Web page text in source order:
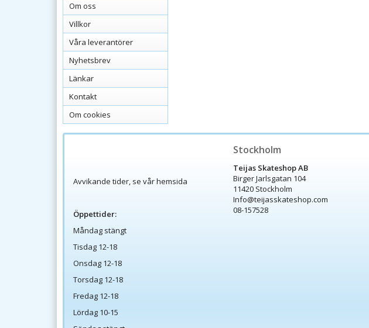
Om oss
Villkor
Våra leverantörer
Nyhetsbrev
Länkar
Kontakt
Om cookies
Avvikande tider, se vår hemsida
Öppettider:
Måndag stängt
Tisdag 12-18
Onsdag 12-18
Torsdag 12-18
Fredag 12-18
Lördag 10-15
Stockholm
Teijas Skateshop AB
Birger Jarlsgatan 104
11420 Stockholm
Info@teijasskateshop.com
08-157528